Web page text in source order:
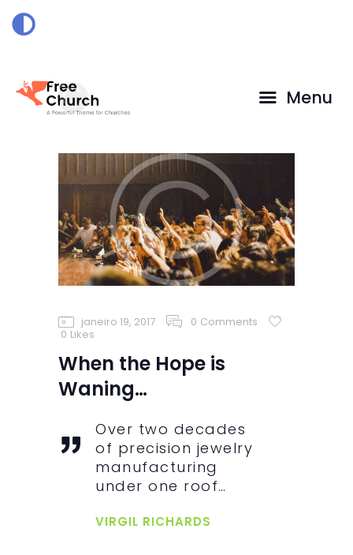
Menu
janeiro 19, 2017 0 Comments
0 Likes
When the Hope is
Waning…
Over two decades
of precision jewelry
manufacturing
under one roof…
VIRGIL RICHARDS